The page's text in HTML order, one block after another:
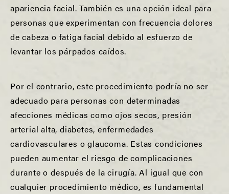
apariencia facial. También es una opción ideal para
personas que experimentan con frecuencia dolores
de cabeza o fatiga facial debido al esfuerzo de
levantar los párpados caídos.
Por el contrario, este procedimiento podría no ser
adecuado para personas con determinadas
afecciones médicas como ojos secos, presión
arterial alta, diabetes, enfermedades
cardiovasculares o glaucoma. Estas condiciones
pueden aumentar el riesgo de complicaciones
durante o después de la cirugía. Al igual que con
cualquier procedimiento médico, es fundamental